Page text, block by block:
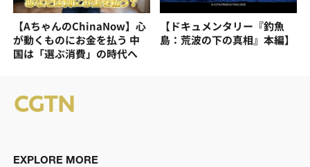
【AちゃんのChinaNow】心
が動くものにお金を払う 中
国は「選ぶ消費」の時代へ
【ドキュメンタリー『釣魚
島：荒波の下の真相』本編】
EXPLORE MORE